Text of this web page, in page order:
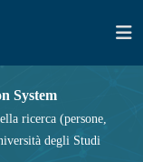
System
ricerca (persone,
degli Studi